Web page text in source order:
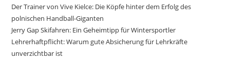
Der Trainer von Vive Kielce: Die Köpfe hinter dem Erfolg des
polnischen Handball-Giganten
Jerry Gap Skifahren: Ein Geheimtipp für Wintersportler
Lehrerhaftpflicht: Warum gute Absicherung für Lehrkräfte
unverzichtbar ist